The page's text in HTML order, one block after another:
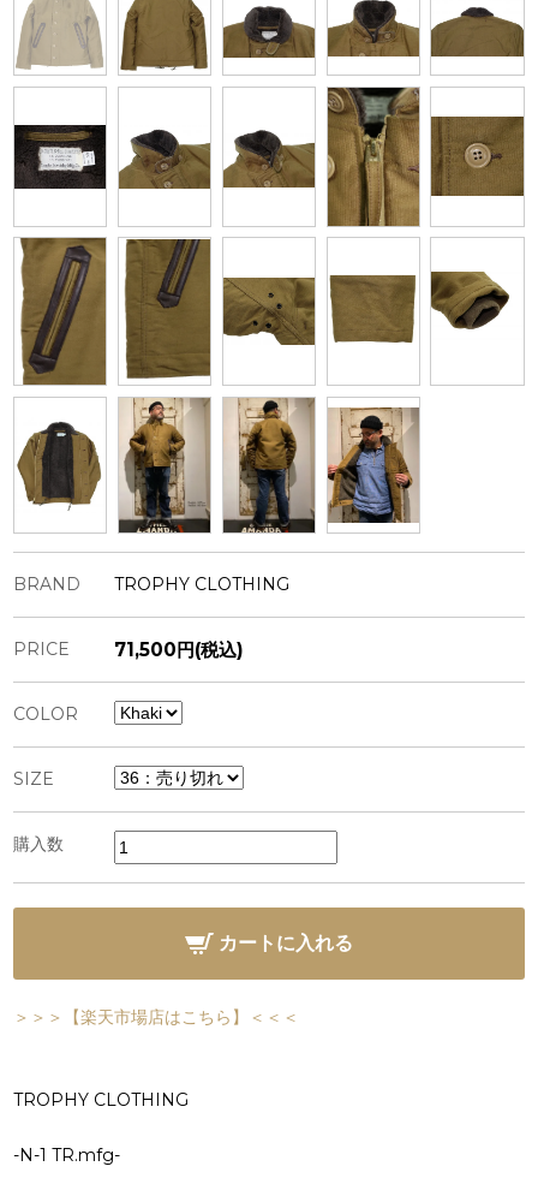
BRAND TROPHY CLOTHING
PRICE 71,500円(税込)
COLOR
SIZE
購入数
カートに入れる
＞＞＞【楽天市場店はこちら】＜＜＜
TROPHY CLOTHING
-N-1 TR.mfg-